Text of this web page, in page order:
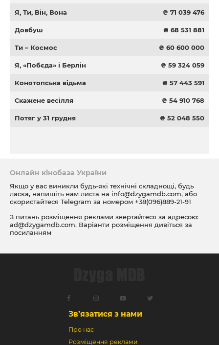
Я, Ти, Він, Вона ₴ 71 039 476
Довбуш ₴ 68 531 881
Ти – Космос ₴ 60 600 000
Я, «Побєда» і Берлін ₴ 59 324 059
Конотопська відьма ₴ 57 443 591
Скажене весілля ₴ 54 910 768
Потяг у 31 грудня ₴ 52 048 550
Онлайн кінобаза України
Якщо у вас виникли будь-які технічні складнощі, будь
ласка, напишіть нам листа на info@dzygamdb.com, або
скористайтеся Telegram за номером +38(096)889-21-91
З питань розміщення реклами звертайтеся за адресою:
ad@dzygamdb.com. Варіанти розміщення дивіться за
посиланням
Зв’язатися з нами
Про нас
Розміщення реклами